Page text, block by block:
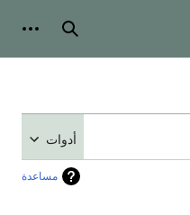
بحث
أدوات
مساعدة